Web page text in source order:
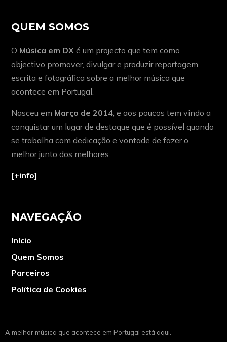
QUEM SOMOS
O Música em DX é um projecto que tem como
objectivo promover, divulgar e produzir reportagem
escrita e fotográfica sobre a melhor música que
acontece em Portugal.
Nasceu em Março de 2014 , e aos poucos tem vindo a
conquistar um lugar de destaque que é possível quando
se trabalha com dedicação e vontade de fazer o
melhor junto dos melhores.
[+info]
NAVEGAÇÃO
Início
Quem Somos
Parceiros
Política de Cookies
A melhor música que acontece em Portugal está aqui.